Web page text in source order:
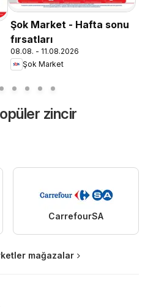
Şok Market - Hafta sonu
fırsatları
08.08. - 11.08.2026
Şok Market
zincir
CarrefourSA
mağazalar